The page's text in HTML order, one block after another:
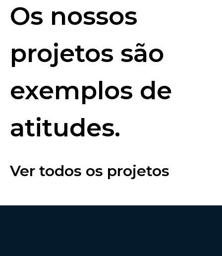
Os nossos
projetos são
exemplos de
atitudes.
Ver todos os projetos